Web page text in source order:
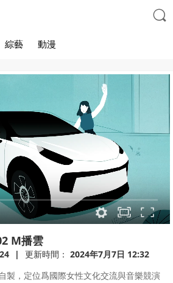

綜藝 動漫
M播雲
| 更新時間： 2024年7月7日 12:32
製，定位爲國際女性文化交流與音樂競演